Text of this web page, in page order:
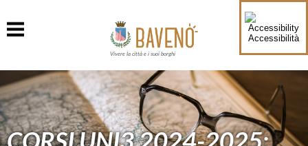
Accessibilità
Vivere la città e i suoi borghi